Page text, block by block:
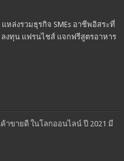
หล่งรวมธุรกิจ SMEs อาชีพอิสระที่
งทุน แฟรนไชส์ แจกฟรีสูตรอาหาร
าขายดี ในโลกออนไลน์ ปี 2021 มี